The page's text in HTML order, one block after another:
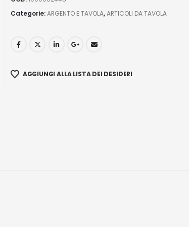
Categorie:ARGENTO E TAVOLA,ARTICOLI DA TAVOLA
AGGIUNGI ALLA LISTA DEI DESIDERI